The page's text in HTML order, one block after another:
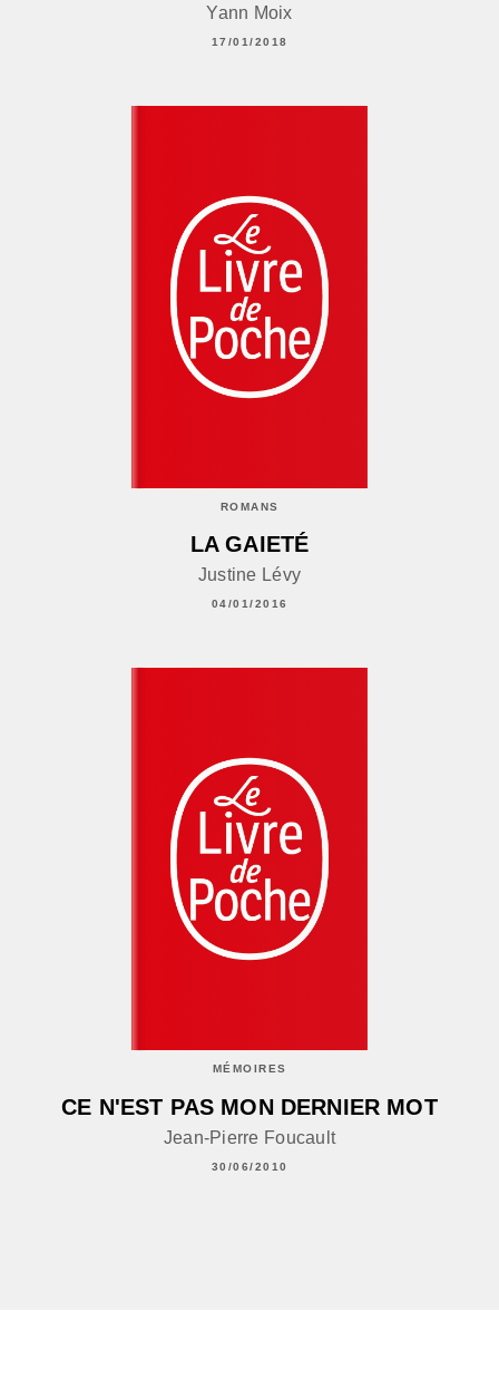
Yann Moix
17/01/2018
ROMANS
LA GAIETÉ
Justine Lévy
04/01/2016
MÉMOIRES
CE N'EST PAS MON DERNIER MOT
Jean-Pierre Foucault
30/06/2010